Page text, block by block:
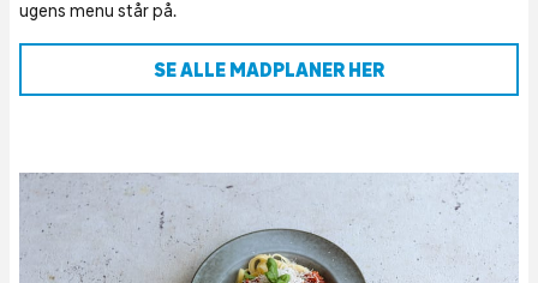
ugens menu står på.
SE ALLE MADPLANER HER